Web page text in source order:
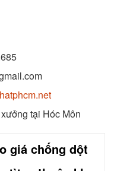
tại Hóc Môn
giá chống dột